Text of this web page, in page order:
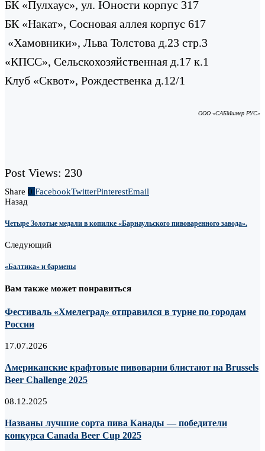
БК «Пулхаус», ул. Юности корпус 317
БК «Накат», Сосновая аллея корпус 617
«Хамовники», Льва Толстова д.23 стр.3
«КПСС», Сельскохозяйственная д.17 к.1
Клуб «Сквот», Рождественка д.12/1
ООО «САБМиллер РУС»
Post Views: 230
Share 0 FacebookTwitterPinterestEmail
Назад
Четыре Золотые медали в копилке «Барнаульского пивоваренного завода».
Следующий
«Балтика» и бармены
Вам также может понравиться
Фестиваль «Хмелеград» отправился в турне по городам
России
17.07.2026
Американские крафтовые пивоварни блистают на Brussels
Beer Challenge 2025
08.12.2025
Названы лучшие сорта пива Канады — победители
конкурса Canada Beer Cup 2025